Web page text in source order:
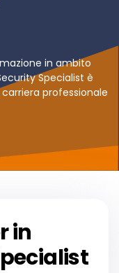
in ambito
Specialist è
professionale
in